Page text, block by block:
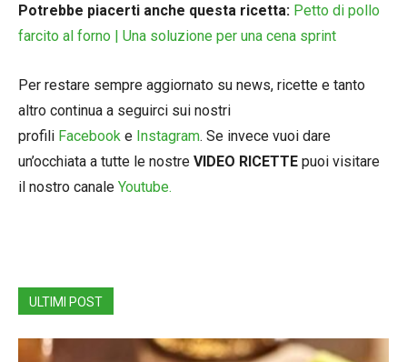
Potrebbe piacerti anche questa ricetta: Petto di pollo
farcito al forno | Una soluzione per una cena sprint
Per restare sempre aggiornato su news, ricette e tanto
altro continua a seguirci sui nostri
profili Facebook e Instagram. Se invece vuoi dare
un’occhiata a tutte le nostre VIDEO RICETTE puoi visitare
il nostro canale Youtube.
ULTIMI POST